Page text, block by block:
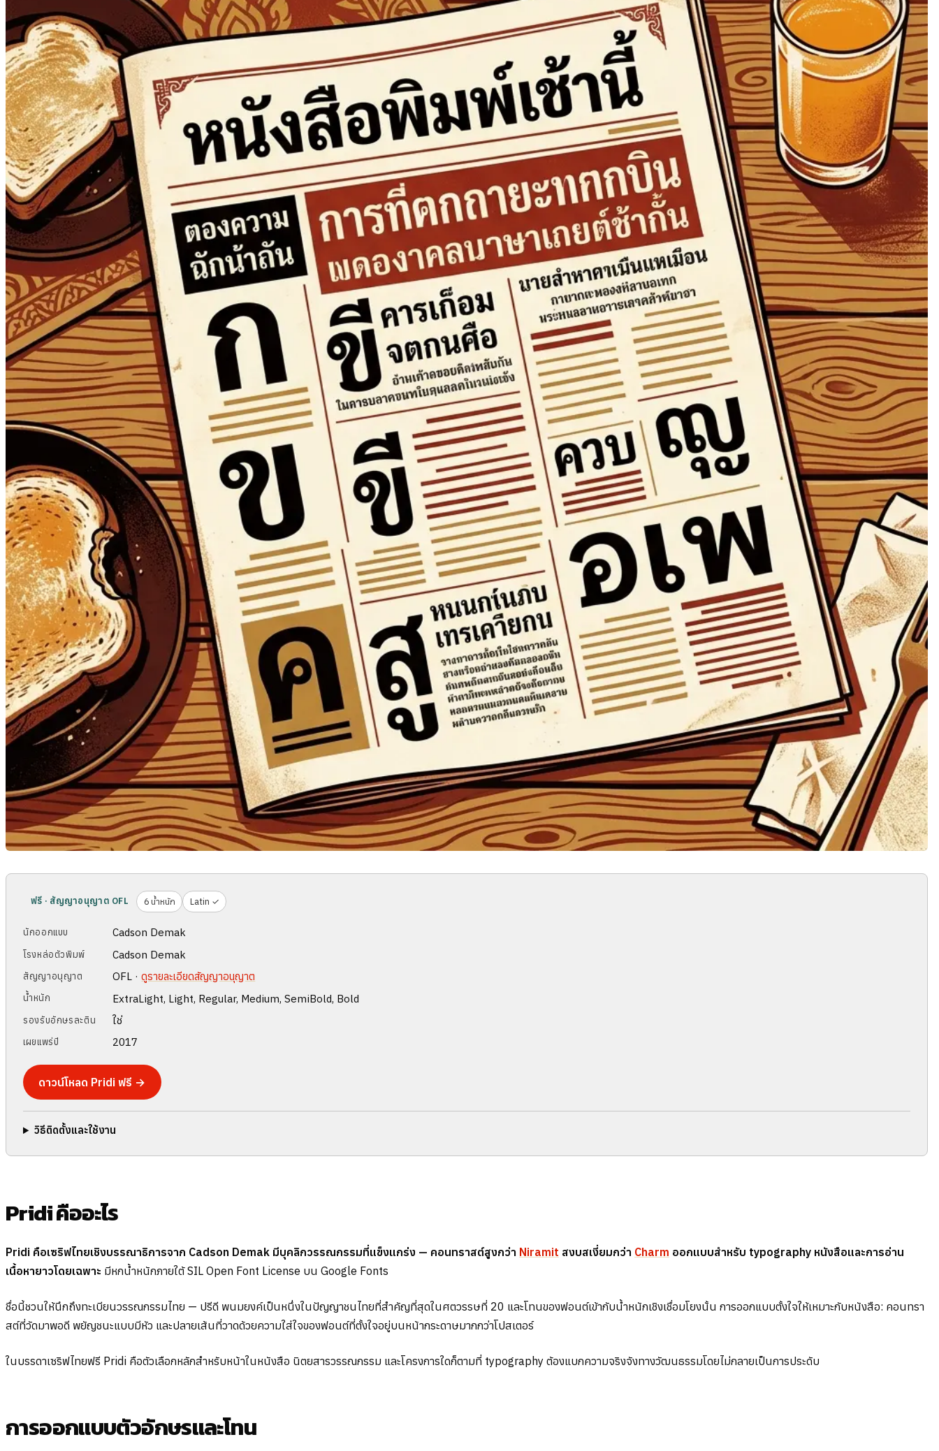
ฟรี · สัญญาอนุญาต OFL 6 น้ำหนัก Latin ✓
นักออกแบบ Cadson Demak
โรงหล่อตัวพิมพ์ Cadson Demak
สัญญาอนุญาต OFL ·ดูรายละเอียดสัญญาอนุญาต
น้ำหนัก ExtraLight, Light, Regular, Medium, SemiBold, Bold
รองรับอักษรละติน ใช่
เผยแพร่ปี 2017
ดาวน์โหลด Pridi ฟรี →
วิธีติดตั้งและใช้งาน
Pridi คืออะไร
Pridi คือเซริฟไทยเชิงบรรณาธิการจาก Cadson Demak มีบุคลิกวรรณกรรมที่แข็งแกร่ง — คอนทราสต์สูงกว่า Niramit สงบสเงี่ยมกว่า Charm ออกแบบสำหรับ typography หนังสือและการอ่าน
เนื้อหายาวโดยเฉพาะ มีหกน้ำหนักภายใต้ SIL Open Font License บน Google Fonts
ชื่อนี้ชวนให้นึกถึงทะเบียนวรรณกรรมไทย — ปรีดี พนมยงค์เป็นหนึ่งในปัญญาชนไทยที่สำคัญที่สุดในศตวรรษที่ 20 และโทนของฟอนต์เข้ากับน้ำหนักเชิงเชื่อมโยงนั้น การออกแบบตั้งใจให้เหมาะกับหนังสือ: คอนทรา
สต์ที่วัดมาพอดี พยัญชนะแบบมีหัว และปลายเส้นที่วาดด้วยความใส่ใจของฟอนต์ที่ตั้งใจอยู่บนหน้ากระดาษมากกว่าโปสเตอร์
ในบรรดาเซริฟไทยฟรี Pridi คือตัวเลือกหลักสำหรับหน้าในหนังสือ นิตยสารวรรณกรรม และโครงการใดก็ตามที่ typography ต้องแบกความจริงจังทางวัฒนธรรมโดยไม่กลายเป็นการประดับ
การออกแบบตัวอักษรและโทน